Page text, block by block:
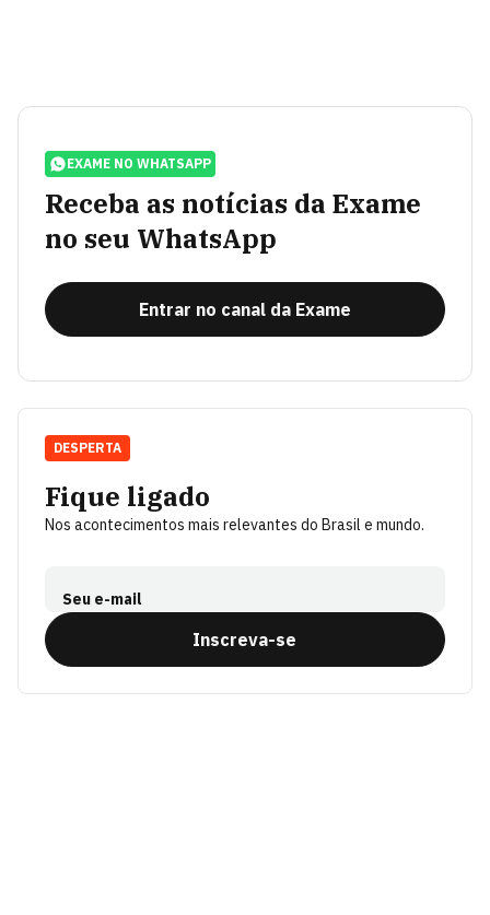
EXAME NO WHATSAPP
Receba as notícias da Exame
no seu WhatsApp
Entrar no canal da Exame
Fique ligado
Nos acontecimentos mais relevantes do Brasil e mundo.
Seu e-mail
Inscreva-se
DESPERTA